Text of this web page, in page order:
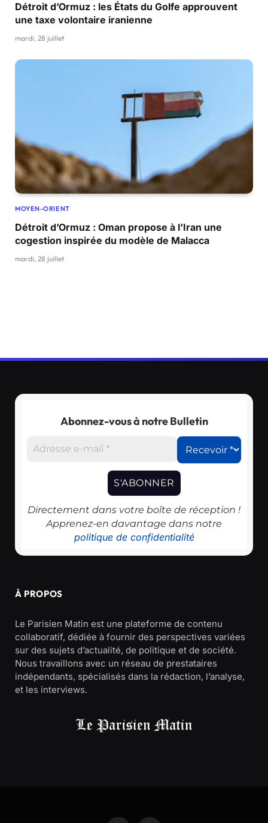
Détroit d’Ormuz : les États du Golfe approuvent
une taxe volontaire iranienne
mardi, 28 juillet
MOYEN-ORIENT
Détroit d’Ormuz : Oman propose à l’Iran une
cogestion inspirée du modèle de Malacca
mardi, 28 juillet
Abonnez-vous à notre Bulletin
Directement dans votre boîte de réception !
Apprenez-en davantage dans notre
politique de confidentialité
À PROPOS
Le Parisien Matin est une plateforme de contenu
collaboratif, dédiée à fournir des perspectives variées
sur des sujets d’actualité, de politique et de société.
Nous travaillons avec un réseau de prestataires
indépendants, spécialisés dans la rédaction, l’analyse,
et les interviews.